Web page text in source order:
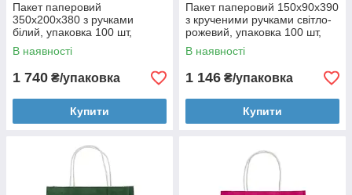
Пакет паперовий
350х200х380 з ручками
білий, упаковка 100 шт,
004200233
В наявності
1 740 ₴/упаковка
Купити
Пакет паперовий 150х90х390
з крученими ручками світло-
рожевий, упаковка 100 шт,
004200009
В наявності
1 146 ₴/упаковка
Купити